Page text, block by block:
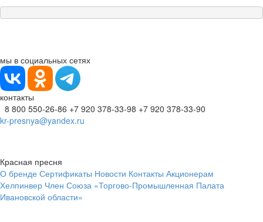
мы в социальных сетях
контакты
8 800 550-26-86 +7 920 378-33-98 +7 920 378-33-90
kr-presnya@yandex.ru
Красная пресня
О бренде Сертификаты Новости Контакты Акционерам
Хелпинвер Член Союза «Торгово-Промышленная Палата
Ивановской области»